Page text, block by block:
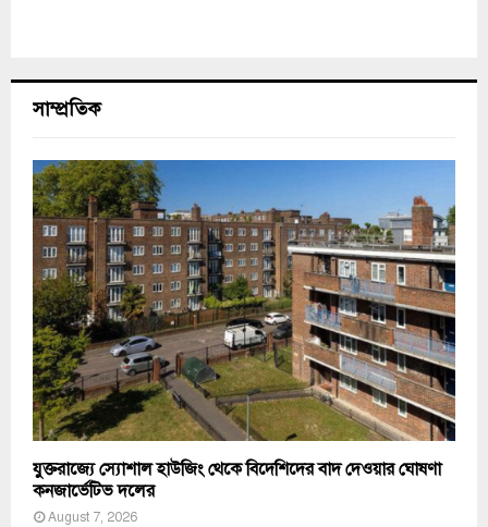
সাম্প্রতিক
যুক্তরাজ্যে স্যোশাল হাউজিং থেকে বিদেশিদের বাদ দেওয়ার ঘোষণা
কনজার্ভেটিভ দলের
August 7, 2026